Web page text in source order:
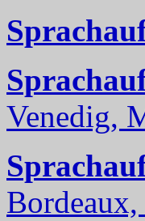
Venedig,